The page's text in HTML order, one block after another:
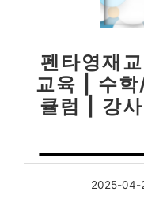
펜타영재
교육 | 수학
큘럼 | 강
2025-04-